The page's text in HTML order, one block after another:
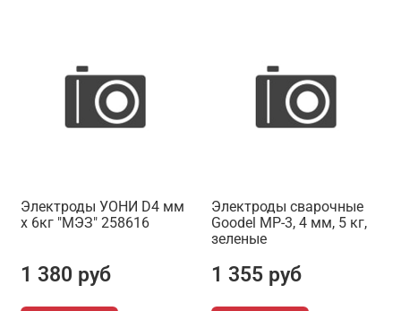
Электроды УОНИ D4 мм
х 6кг "МЭЗ" 258616
1 380 руб
Электроды сварочные
Goodel МР-3, 4 мм, 5 кг,
зеленые
1 355 руб